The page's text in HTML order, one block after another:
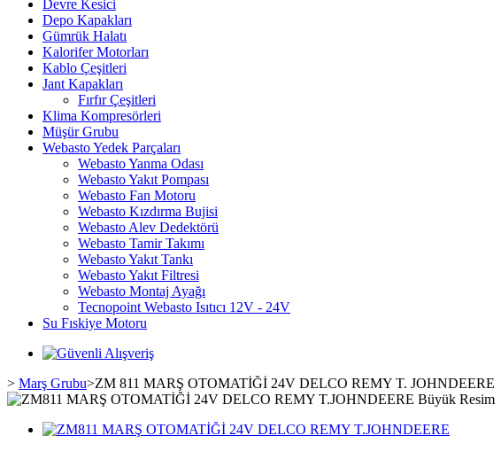
Devre Kesici
Depo Kapakları
Gümrük Halatı
Kalorifer Motorları
Kablo Çeşitleri
Jant Kapakları
Fırfır Çeşitleri
Klima Kompresörleri
Müşür Grubu
Webasto Yedek Parçaları
Webasto Yanma Odası
Webasto Yakıt Pompası
Webasto Fan Motoru
Webasto Kızdırma Bujisi
Webasto Alev Dedektörü
Webasto Tamir Takımı
Webasto Yakıt Tankı
Webasto Yakıt Filtresi
Webasto Montaj Ayağı
Tecnopoint Webasto Isıtıcı 12V - 24V
Su Fıskiye Motoru
> Marş Grubu>ZM 811 MARŞ OTOMATİĞİ 24V DELCO REMY T. JOHNDEERE
Büyük Resim